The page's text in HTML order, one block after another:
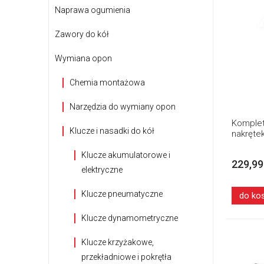
Naprawa ogumienia
Zawory do kół
Wymiana opon
Chemia montażowa
Narzędzia do wymiany opon
Klucze i nasadki do kół
Klucze akumulatorowe i
elektryczne
Klucze pneumatyczne
Klucze dynamometryczne
Klucze krzyżakowe,
przekładniowe i pokrętła
229,99
do